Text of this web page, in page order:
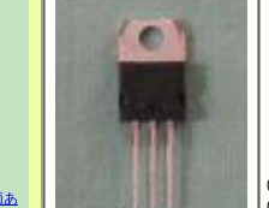
あ